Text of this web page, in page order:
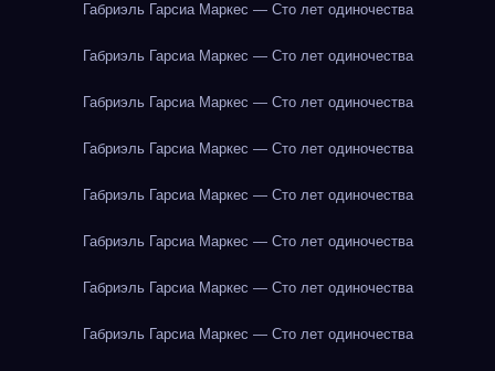
Габриэль Гарсиа Маркес — Сто лет одиночества
Габриэль Гарсиа Маркес — Сто лет одиночества
Габриэль Гарсиа Маркес — Сто лет одиночества
Габриэль Гарсиа Маркес — Сто лет одиночества
Габриэль Гарсиа Маркес — Сто лет одиночества
Габриэль Гарсиа Маркес — Сто лет одиночества
Габриэль Гарсиа Маркес — Сто лет одиночества
Габриэль Гарсиа Маркес — Сто лет одиночества